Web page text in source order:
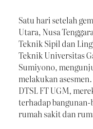
Satu hari setelah
Utara, Nusa
Teknik Sipil dan
Teknik Universitas
Sumiyono,
melakukan
DTSL FT UGM,
terhadap
rumah sakit dan